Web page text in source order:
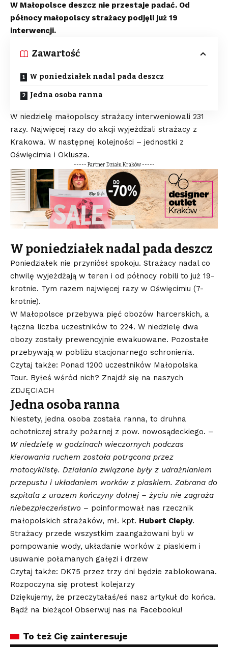
W Małopolsce deszcz nie przestaje padać. Od
północy małopolscy strażacy podjęli już 19
interwencji.
Zawartość
W poniedziałek nadal pada deszcz
Jedna osoba ranna
W niedzielę małopolscy strażacy interweniowali 231
razy. Najwięcej razy do akcji wyjeżdżali strażacy z
Krakowa. W następnej kolejności – jednostki z
Oświęcimia i Oklusza.
----- Partner Działu Kraków -----
W poniedziałek nadal pada deszcz
Poniedziałek nie przyniósł spokoju. Strażacy nadal co
chwilę wyjeżdżają w teren i od północy robili to już 19-
krotnie. Tym razem najwięcej razy w Oświęcimiu (7-
krotnie).
W Małopolsce przebywa pięć obozów harcerskich, a
łączna liczba uczestników to 224. W niedzielę dwa
obozy zostały prewencyjnie ewakuowane. Pozostałe
przebywają w pobliżu stacjonarnego schronienia.
Czytaj także: Ponad 1200 uczestników Małopolska
Tour. Byłeś wśród nich? Znajdź się na naszych
ZDJĘCIACH
Jedna osoba ranna
Niestety, jedna osoba została ranna, to druhna
ochotniczej straży pożarnej z pow. nowosądeckiego. –
W niedzielę w godzinach wieczornych podczas
kierowania ruchem została potrącona przez
motocyklistę. Działania związane były z udrażnianiem
przepustu i układaniem worków z piaskiem. Zabrana do
szpitala z urazem kończyny dolnej – życiu nie zagraża
niebezpieczeństwo – poinformował nas rzecznik
małopolskich strażaków, mł. kpt. Hubert Ciepły.
Strażacy przede wszystkim zaangażowani byli w
pompowanie wody, układanie worków z piaskiem i
usuwanie połamanych gałęzi i drzew
Czytaj także: DK75 przez trzy dni będzie zablokowana.
Rozpoczyna się protest kolejarzy
Dziękujemy, że przeczytałaś/eś nasz artykuł do końca.
Bądź na bieżąco! Obserwuj nas na Facebooku!
To też Cię zainteresuje